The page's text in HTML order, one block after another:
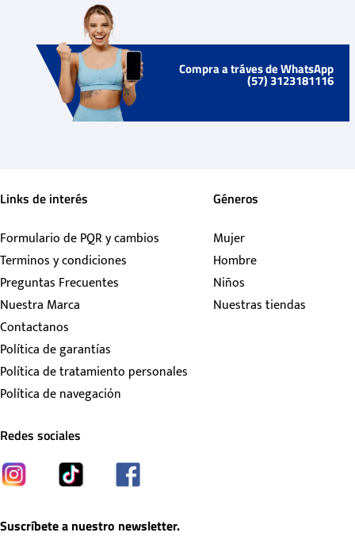
Compra a tráves de WhatsApp
(57) 3123181116
Links de interés
Formulario de PQR y cambios
Terminos y condiciones
Preguntas Frecuentes
Nuestra Marca
Contactanos
Política de garantías
Política de tratamiento personales
Política de navegación
Géneros
Mujer
Hombre
Niños
Nuestras tiendas
Redes sociales
Suscríbete a nuestro newsletter.